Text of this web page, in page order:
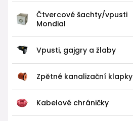
Čtvercové šachty/vpusti
Mondial
Vpusti, gajgry a žlaby
Zpětné kanalizační klapky
Kabelové chráničky